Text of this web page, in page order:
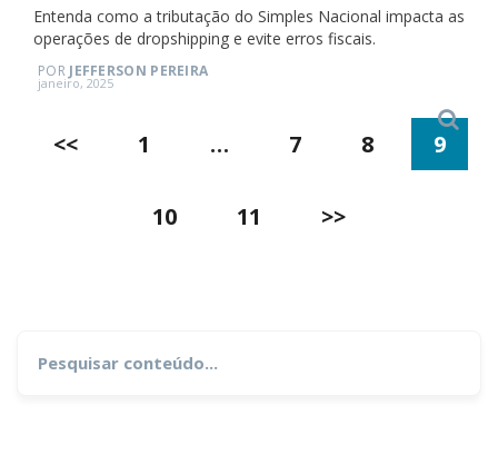
Entenda como a tributação do Simples Nacional impacta as
operações de dropshipping e evite erros fiscais.
PORJEFFERSON PEREIRA
Posted
janeiro, 2025
Paginação
<< 1 … 7 8 9
10 11 >>
Search